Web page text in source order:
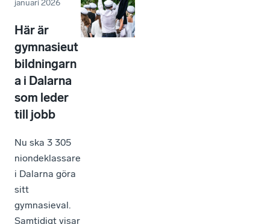
januari 2026
Här är
gymnasieut
bildningarn
a i Dalarna
som leder
till jobb
Nu ska 3 305
niondeklassare
i Dalarna göra
sitt
gymnasieval.
Samtidigt visar